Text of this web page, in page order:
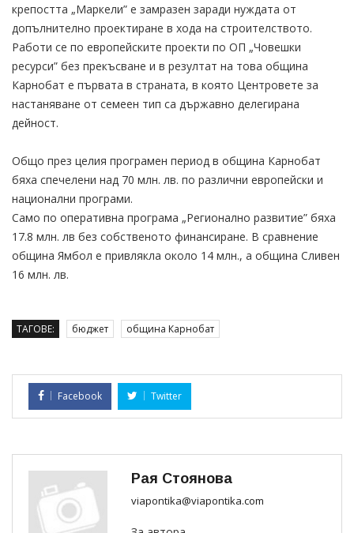
крепостта „Маркели” е замразен заради нуждата от
допълнително проектиране в хода на строителството.
Работи се по европейските проекти по ОП „Човешки
ресурси” без прекъсване и в резултат на това община
Карнобат е първата в страната, в която Центровете за
настаняване от семеен тип са държавно делегирана
дейност.
Общо през целия програмен период в община Карнобат
бяха спечелени над 70 млн. лв. по различни европейски и
национални програми.
Само по оперативна програма „Регионално развитие” бяха
17.8 млн. лв без собственото финансиране. В сравнение
община Ямбол е привлякла около 14 млн., а община Сливен
16 млн. лв.
ТАГОВЕ: бюджет община Карнобат
Facebook Twitter
Рая Стоянова
viapontika@viapontika.com